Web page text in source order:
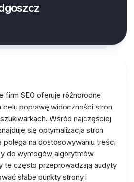
firm SEO oferuje różnorodne
celu poprawę widoczności stron
Wśród najczęściej
się optymalizacja stron
polega na dostosowywaniu treści
do wymogów algorytmów
te często przeprowadzają audyty
słabe punkty strony i